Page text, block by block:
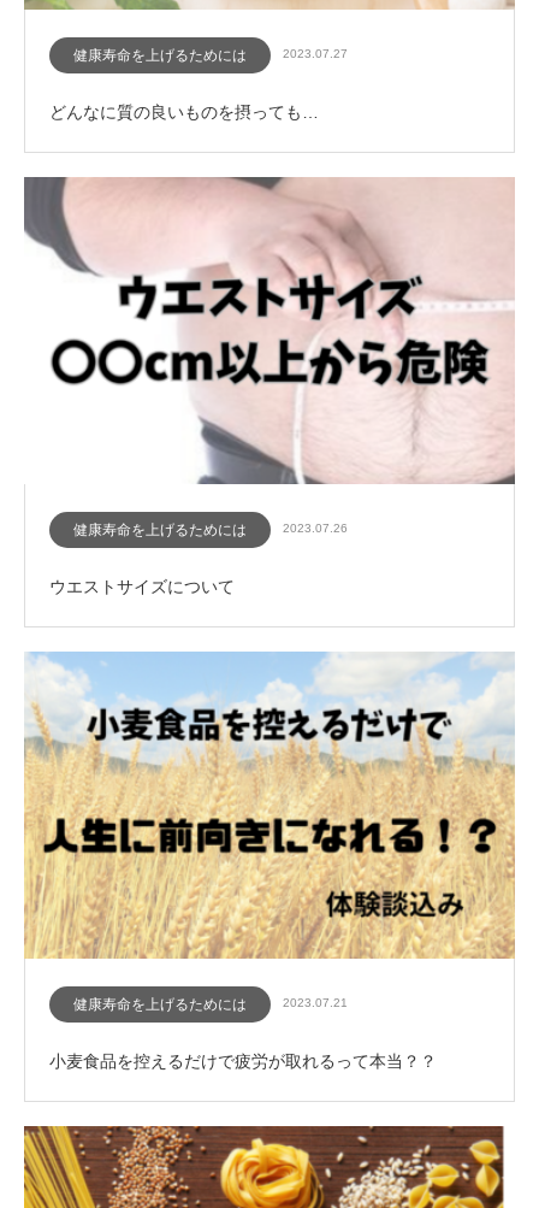
健康寿命を上げるためには 2023.07.27
どんなに質の良いものを摂っても…
健康寿命を上げるためには 2023.07.26
ウエストサイズについて
健康寿命を上げるためには 2023.07.21
小麦食品を控えるだけで疲労が取れるって本当？？